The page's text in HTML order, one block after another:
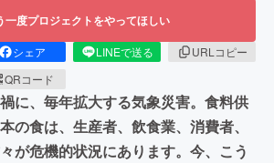
一度プロジェクトをやってほしい
シェア LINEで送る
URLコピー
QRコード
に、毎年拡大する気象災害。食料供
の食は、生産者、飲食業、消費者、
が危機的状況にあります。今、こう